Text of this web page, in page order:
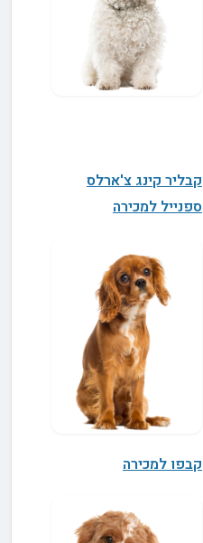
קבליר קינג צ'ארלס
ספנייל למכירה
קבפו למכירה